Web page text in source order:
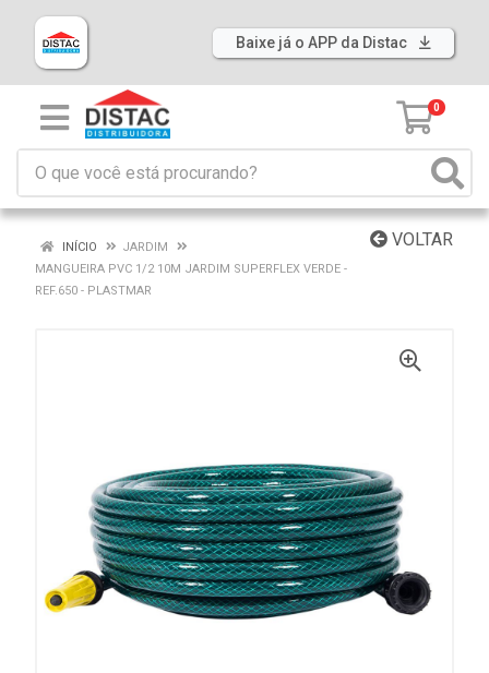
Baixe já o APP da Distac
0
VOLTAR
INÍCIO
JARDIM
MANGUEIRA PVC 1/2 10M JARDIM SUPERFLEX VERDE -
REF.650 - PLASTMAR